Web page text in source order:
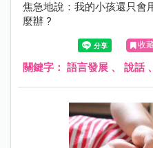
焦急地說：我的小孩還只會
麼辦 ?
收
關鍵字： 語言發展 、 說話